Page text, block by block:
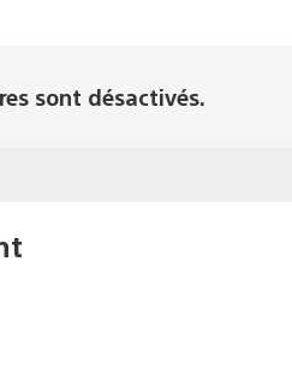
sont désactivés.